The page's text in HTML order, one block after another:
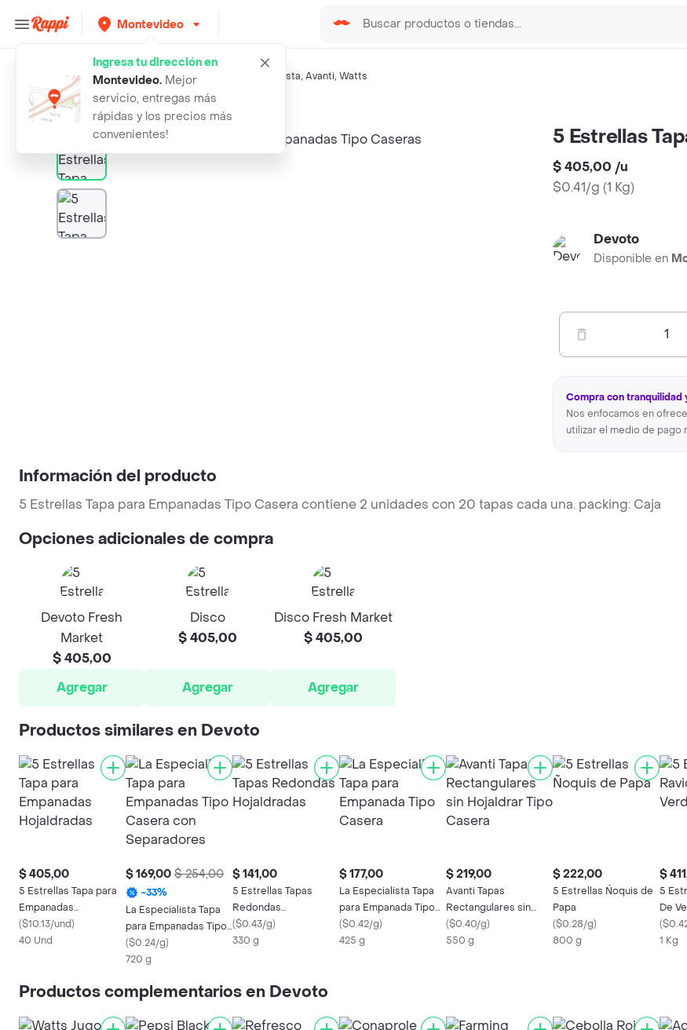
Montevideo
Ingresa tu dirección en
Montevideo. Mejor
servicio, entregas más
rápidas y los precios más
convenientes!
Búsquedas relacionadas:Masas,5 Estrellas La Especialista, Avanti, Watts
Rappi 5 estrellas tapa para empanadas tip
5 Estrellas
$ 405,00 /u
$0.41/g (1 Kg)
Devoto
Disponible en
1
Compra con tranquilidad
Nos enfocamos en
utilizar el medio de pago
Información del producto
5 Estrellas Tapa para Empanadas Tipo Casera contiene 2 unidades con 20 tapas cada una. packing: Caja
Opciones adicionales de compra
Devoto Fresh
Market
$ 405,00
Agregar
Disco
$ 405,00
Agregar
Disco Fresh Market
$ 405,00
Agregar
Productos similares en Devoto
$ 405,00
5 Estrellas Tapa para
Empanadas
Hojaldradas
($10.13/und)
40 Und
$ 169,00 $ 254,00
-33%
La Especialista Tapa
para Empanadas Tipo
Casera con
Separadores
($0.24/g)
720 g
$ 141,00
5 Estrellas Tapas
Redondas
Hojaldradas
($0.43/g)
330 g
$ 177,00
La Especialista Tapa
para Empanada Tipo
Casera
($0.42/g)
425 g
$ 219,00
Avanti Tapas
Rectangulares sin
Hojaldrar Tipo Casera
($0.40/g)
550 g
$ 222,00
5 Estrellas Ñoquis de
Papa
($0.28/g)
800 g
$
5
De
(
1 Kg
Productos complementarios en Devoto